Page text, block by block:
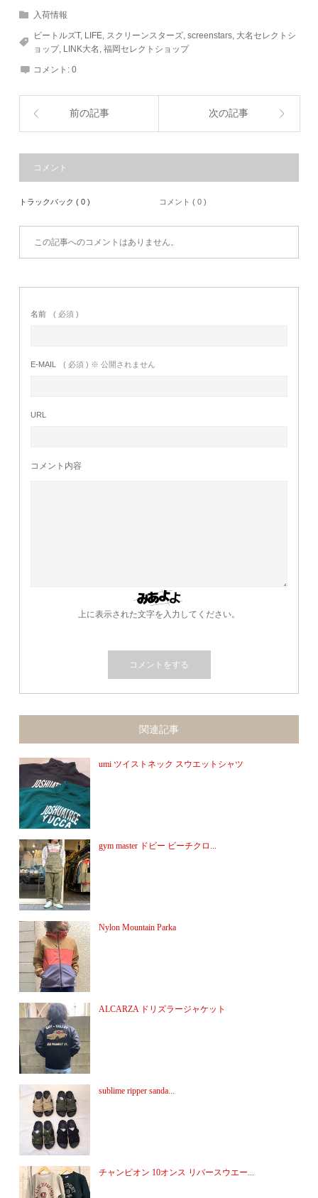
入荷情報
ビートルズT, LIFE, スクリーンスターズ,screenstars, 大名セレクトシ
ョップ, LINK大名 ,福岡セレクトショップ
コメント:0
前の記事 次の記事
コメント
トラックバック ( 0 ) コメント ( 0 )
この記事へのコメントはありません。
名前 ( 必須 )
E-MAIL ( 必須 ) ※ 公開されません
URL
コメント内容
上に表示された文字を入力してください。
関連記事
umi ツイストネック スウエットシャツ
gym master ドビー ビーチクロ...
Nylon Mountain Parka
ALCARZA ドリズラージャケット
sublime ripper sanda...
チャンピオン 10オンス リバースウエー...